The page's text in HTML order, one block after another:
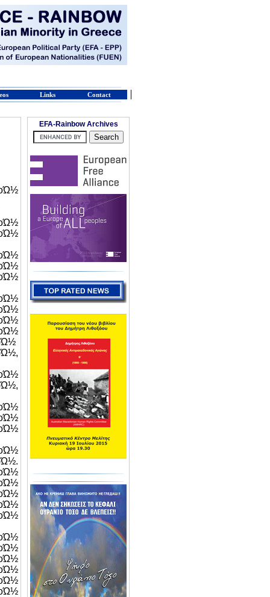
Links Contact
EFA-Rainbow Archives